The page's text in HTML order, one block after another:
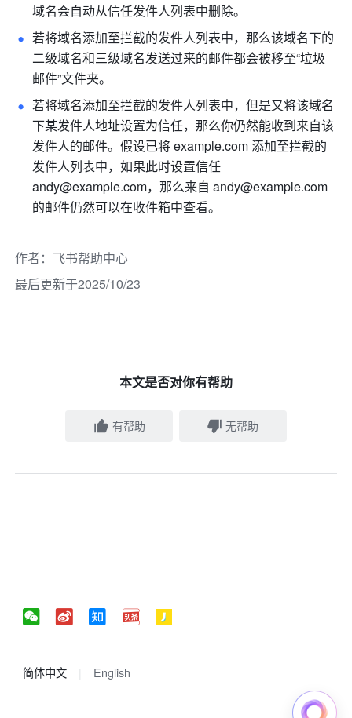
域名会自动从信任发件人列表中删除。
若将域名添加至拦截的发件人列表中，那么该域名下的
二级域名和三级域名发送过来的邮件都会被移至“垃圾
邮件”文件夹。
若将域名添加至拦截的发件人列表中，但是又将该域名
下某发件人地址设置为信任，那么你仍然能收到来自该
发件人的邮件。假设已将 example.com 添加至拦截的
andy@example.com，那么来自 andy@example.com
的邮件仍然可以在收件箱中查看。
作者： 飞书帮助中心
最后更新于2025/10/23
本文是否对你有帮助
有帮助 无帮助
简体中文 English